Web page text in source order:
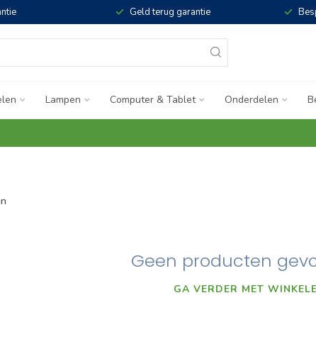
Geld terug garantie
Lampen Computer & Tablet Onderdelen
Geen producten
GA VERDER MET